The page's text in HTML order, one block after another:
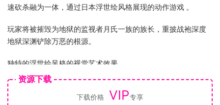
速砍杀融为一体，通过日本浮世绘风格展现的动作游戏 。
玩家将被摧毁为地狱的监视者月氏一族的族长，重披战袍深度
地狱深渊铲除万恶的根源。
独特的浮世绘风格的视觉艺术效果
受日本浮世绘风格的启发，GetsuFumaDen的游戏画面既唯美
又恐怖。
动态的2D动作冒险带来艺术般的视觉体验。
资源下载
下载价格 VIP专享